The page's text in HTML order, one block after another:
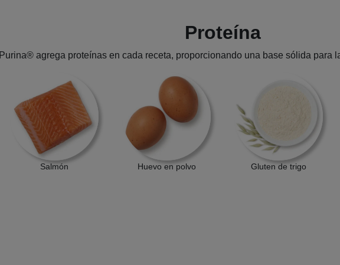
Proteína
Purina® agrega proteínas en cada receta, proporcionando una base sólida para
Salmón Huevo en polvo Gluten de trigo